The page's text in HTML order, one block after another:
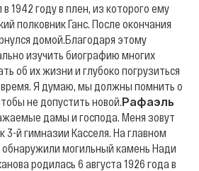
1942 году в плен, из которого ему
полковник Ганс. После окончания
домой. Благодаря этому
изучить биографию многих
об их жизни и глубоко погрузиться
Я думаю, мы должны помнить о
не допустить новой. Рафаэль
дамы и господа. Меня зовут
3-й гимназии Касселя. На главном
могильный камень Нади
родилась 6 августа 1926 года в